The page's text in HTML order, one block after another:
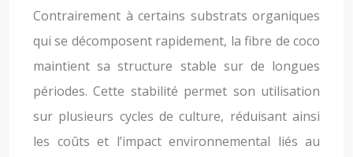
Contrairement à certains substrats organiques
qui se décomposent rapidement, la fibre de coco
maintient sa structure stable sur de longues
périodes. Cette stabilité permet son utilisation
sur plusieurs cycles de culture, réduisant ainsi
les coûts et l’impact environnemental liés au